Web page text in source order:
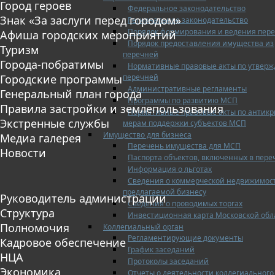
Федеральное законодательство
Региональное законодательство
Порядок формирования и ведения
Порядок предоставления имущества из
перечней
Нормативные правовые акты по
перечней
Административные регламенты
Программы по развитию МСП
Нормативные правовые акты по
мерам поддержки субъектов МСП
Имущество для бизнеса
Перечень имущества для МСП
Паспорта объектов, включенных в
Информация о льготах
Сведения о коммерческой
предлагаемой бизнесу
Сведения о проводимых торгах
Инвестиционная карта Московской
Коллегиальный орган
Регламентирующие документы
График заседаний
Протоколы заседаний
Отчеты о деятельности
Город героев
Знак «За заслуги перед городом»
Афиша городских мероприятий
Туризм
Города-побратимы
Городские программы
Генеральный план города
Правила застройки и землепользования
Экстренные службы
Медиа галерея
Новости
Руководитель администрации
Структура
Полномочия
Кадровое обеспечение
НЦА
Экономика